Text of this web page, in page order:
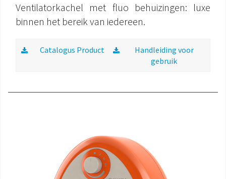
Ventilatorkachel met fluo behuizingen: luxe
binnen het bereik van iedereen.
Catalogus Product
Handleiding voor
gebruik